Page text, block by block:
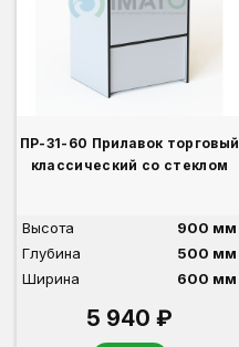
ПР-31-60 Прилавок торговый
классический со стеклом
Высота
900 мм
Глубина
500 мм
Ширина
600 мм
5 940 ₽